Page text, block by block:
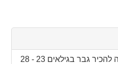
מעיר טבריה, ישראל רוצה להכיר גבר בגילאים 23 - 28